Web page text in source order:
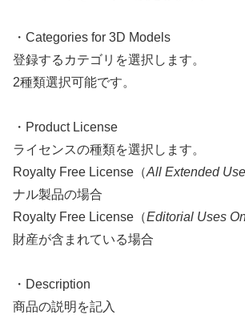
・Categories for 3D Models
登録するカテゴリを選択します。
2種類選択可能です。
・Product License
ライセンスの種類を選択します。
Royalty Free License（All Extended
ナル製品の場合
Royalty Free License（Editorial Uses
財産が含まれている場合
・Description
商品の説明を記入